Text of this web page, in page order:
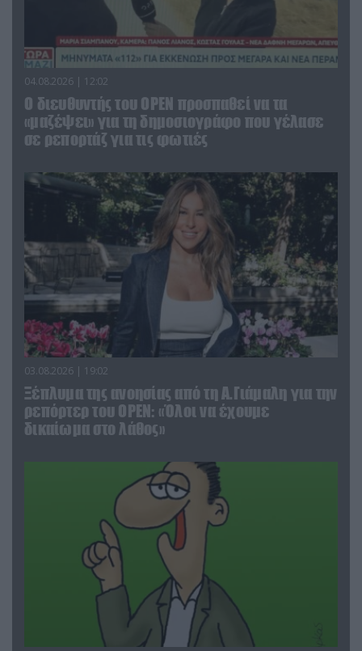
04.08.2026 | 12:02
O διευθυντής του OPEN προσπαθεί να τα
«μαζέψει» για τη δημοσιογράφο που γέλασε
σε ρεπορτάζ για τις φωτιές
03.08.2026 | 19:02
Ξέπλυμα της ανοησίας από τη Α.Γιάμαλη για την
ρεπόρτερ του ΟΡΕΝ: «Όλοι να έχουμε
δικαίωμα στο λάθος»